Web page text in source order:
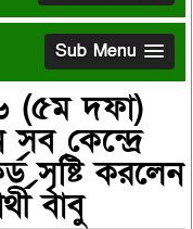
Sub Menu
(৫ম দফা)
কেন্দ্রে
সৃষ্টি করলেন
বাবু